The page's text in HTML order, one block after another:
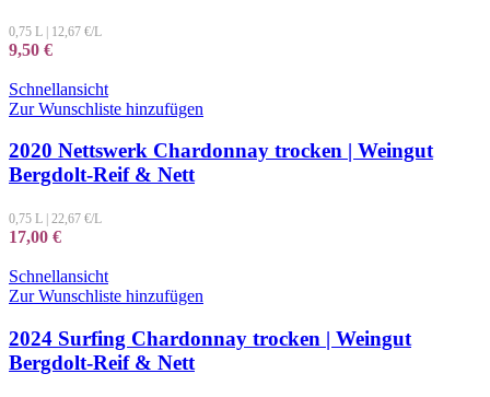
0,75 L | 12,67 €/L
9,50 €
Schnellansicht
Zur Wunschliste hinzufügen
2020 Nettswerk Chardonnay trocken | Weingut
Bergdolt-Reif & Nett
0,75 L 22,67 €/L
17,00 €
Schnellansicht
Zur Wunschliste hinzufügen
2024 Surfing Chardonnay trocken | Weingut
Bergdolt-Reif & Nett